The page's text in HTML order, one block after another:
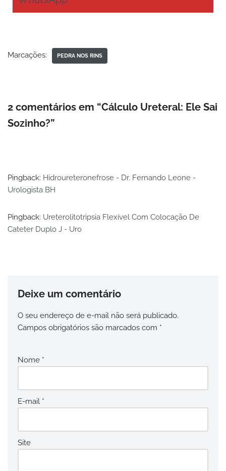
Marcações: PEDRA NOS RINS
2 comentários em “Cálculo Ureteral: Ele Sai
Sozinho?”
Pingback: Hidroureteronefrose - Dr. Fernando Leone -
Urologista BH
Pingback: Ureterolitotripsia Flexível Com Colocação De
Cateter Duplo J - Uro
Deixe um comentário
O seu endereço de e-mail não será publicado.
Campos obrigatórios são marcados com *
Nome *
E-mail *
Site